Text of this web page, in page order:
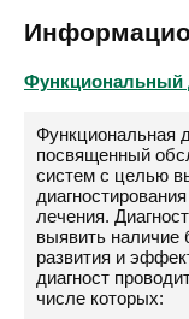
Функциональный
Функциональная
посвященный
систем с целью
лечения.
выявить наличие
развития и
диагност
числе которых: